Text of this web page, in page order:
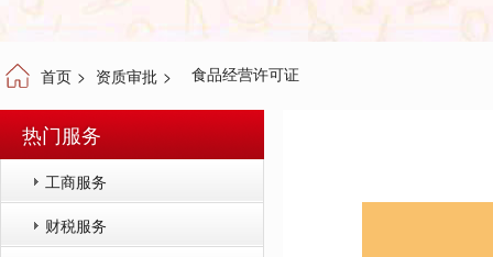
首页 > 资质审批 > 食品经营许可证
热门服务
工商服务
财税服务